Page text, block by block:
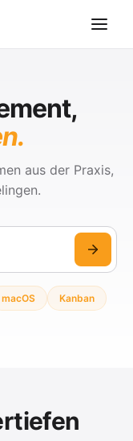
aus der Praxis,
macOS Kanban